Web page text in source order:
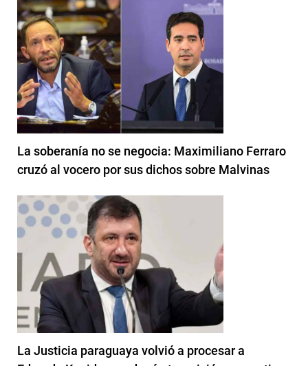
La soberanía no se negocia: Maximiliano Ferraro
cruzó al vocero por sus dichos sobre Malvinas
La Justicia paraguaya volvió a procesar a